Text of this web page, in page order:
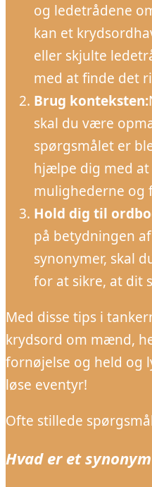
og ledetrådene
kan et
eller skjulte
med at finde det
Brug konteksten:
skal du være
spørgsmålet er
hjælpe dig med
mulighederne og
Hold dig til
på betydningen
synonymer, skal
for at sikre, at dit
Med disse tips i
krydsord om mænd,
fornøjelse og held og
løse eventyr!
Ofte stillede
Hvad er et